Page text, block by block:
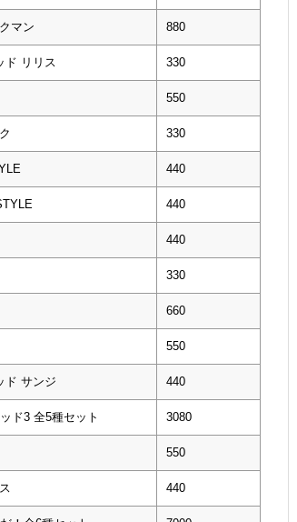
マン 880
ド リリス 330
550
330
440
440
440
330
660
550
ド サンジ 440
ド3 全5種セット 3080
550
440